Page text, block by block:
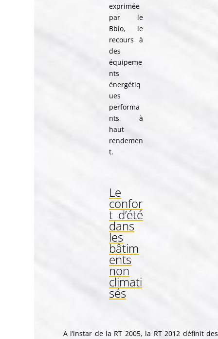
exprimée
par le
Bbio, le
recours à
des
équipeme
nts
énergétiq
ues
performa
nts, à
haut
rendemen
t.
Le
confor
t d’été
dans
les
bâtim
ents
non
climati
sés
A l’instar de la RT 2005, la RT 2012 définit des